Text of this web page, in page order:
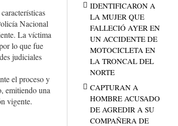
Nacional
La víctima
lo que fue
judiciales
el proceso y
emitiendo una
vigente.
IDENTIFICARON A
LA MUJER QUE
FALLECIÓ AYER EN
UN ACCIDENTE DE
MOTOCICLETA EN
LA TRONCAL DEL
NORTE
CAPTURAN A
HOMBRE ACUSADO
DE AGREDIR A SU
COMPAÑERA DE